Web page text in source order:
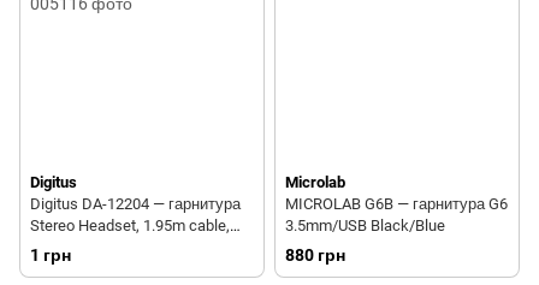
Digitus
Digitus DA-12204 — гарнитура
Stereo Headset, 1.95m cable,
LED, USB
1 грн
Microlab
MICROLAB G6B — гарнитура G6
3.5mm/USB Black/Blue
880 грн